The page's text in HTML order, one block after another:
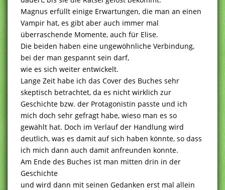
Magnus erfüllt einige Erwartungen, die man an einen
Vampir hat, es gibt aber auch immer mal
überraschende Momente, auch für Elise.
Die beiden haben eine ungewöhnliche Verbindung,
bei der man gespannt sein darf,
wie es sich weiter entwickelt.
Lange Zeit habe ich das Cover des Buches sehr
skeptisch betrachtet, da es nicht wirklich zur
Geschichte bzw. der Protagonistin passte und ich
mich doch sehr gefragt habe, wieso man es so
gewählt hat. Doch im Verlauf der Handlung wird
deutlich, was es damit auf sich haben könnte, so dass
ich mich dann auch damit anfreunden konnte.
Am Ende des Buches ist man mitten drin in der
Geschichte
und wird dann mit seinen Gedanken erst mal allein